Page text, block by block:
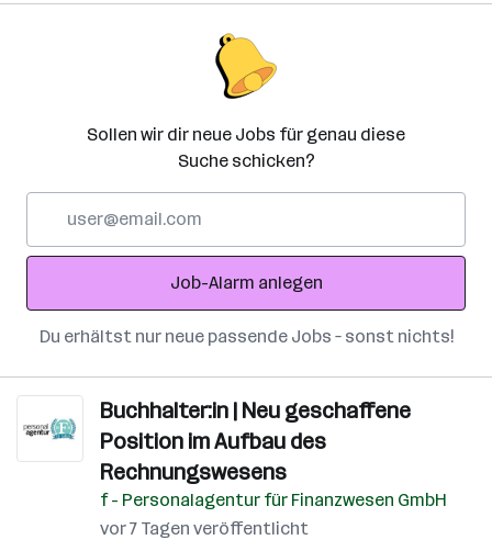
Sollen wir dir neue Jobs für genau diese
Suche schicken?
Adresse
Job-Alarm anlegen
Du erhältst nur neue passende Jobs – sonst nichts!
Buchhalter:in | Neu geschaffene
Position im Aufbau des
Rechnungswesens
f - Personalagentur für Finanzwesen GmbH
vor 7 Tagen veröffentlicht